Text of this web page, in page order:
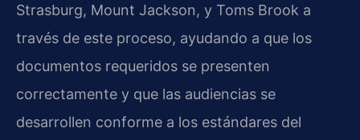
Strasburg, Mount Jackson, y Toms Brook a
través de este proceso, ayudando a que los
documentos requeridos se presenten
correctamente y que las audiencias se
desarrollen conforme a los estándares del